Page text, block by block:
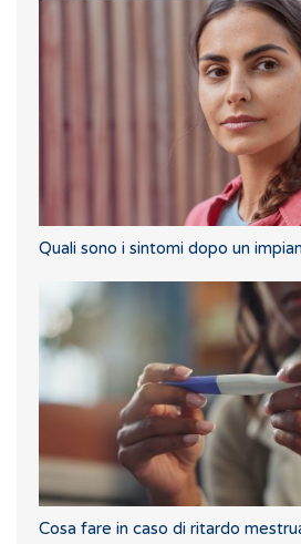
Quali sono i sintomi dopo un
Cosa fare in caso di ritardo